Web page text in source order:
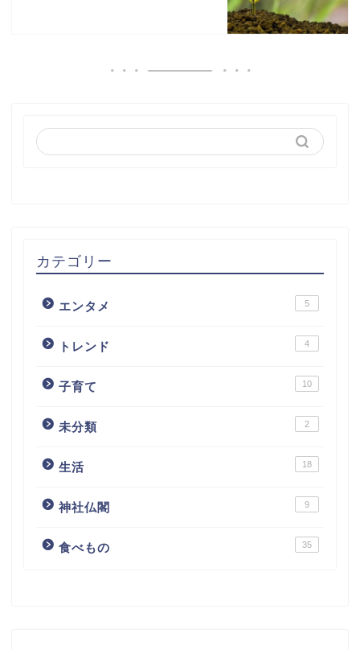
カテゴリー
エンタメ 5
トレンド 4
子育て 10
未分類 2
生活 18
神社仏閣 9
食べもの 35